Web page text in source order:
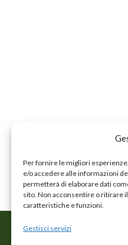
Per fornire le migliori
e/o accedere alle informazioni
permetterà di elaborare dati
sito. Non acconsentire o ritirare
caratteristiche e funzioni.
Gestisci servizi